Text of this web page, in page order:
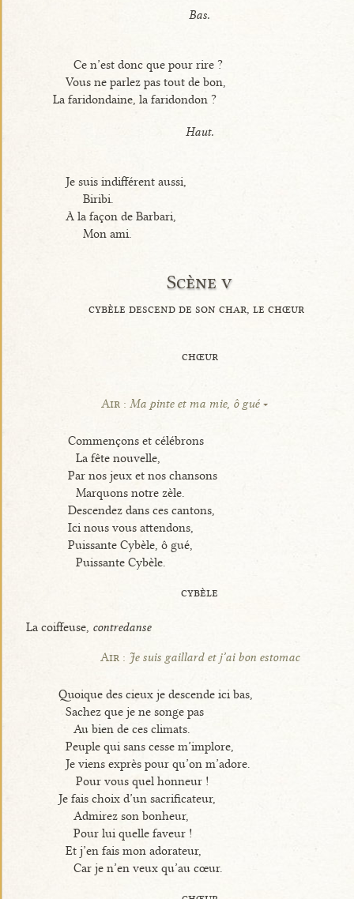
Bas.
Ce n’est donc que pour rire ?
Vous ne parlez pas tout de bon,
La faridondaine, la faridondon ?
Haut.
Je suis indifférent aussi,
Biribi.
À la façon de Barbari,
Mon ami.
Scène v
cybèle descend de son char, le chœur
chœur
Air :Ma pinte et ma mie, ô gué
Commençons et célébrons
La fête nouvelle,
Par nos jeux et nos chansons
Marquons notre zèle.
Descendez dans ces cantons,
Ici nous vous attendons,
Puissante Cybèle, ô gué,
Puissante Cybèle.
cybèle
La coiffeuse, contredanse
Air : Je suis gaillard et j’ai bon estomac
Quoique des cieux je descende ici bas,
Sachez que je ne songe pas
Au bien de ces climats.
Peuple qui sans cesse m’implore,
Je viens exprès pour qu’on m’adore.
Pour vous quel honneur !
Je fais choix d’un sacrificateur,
Admirez son bonheur,
Pour lui quelle faveur !
Et j’en fais mon adorateur,
Car je n’en veux qu’au cœur.